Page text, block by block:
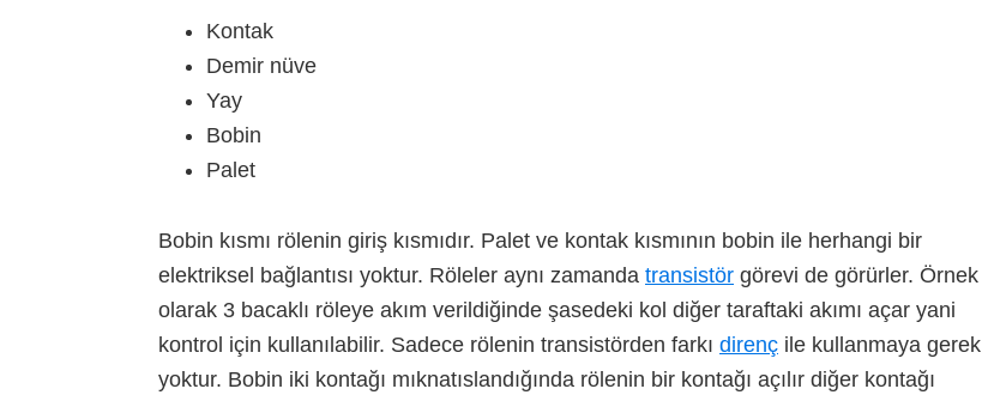
Kontak
Demir nüve
Yay
Bobin
Palet
Bobin kısmı rölenin giriş kısmıdır. Palet ve kontak kısmının bobin ile herhangi bir
elektriksel bağlantısı yoktur. Röleler aynı zamanda transistör görevi de görürler. Örnek
olarak 3 bacaklı röleye akım verildiğinde şasedeki kol diğer taraftaki akımı açar yani
kontrol için kullanılabilir. Sadece rölenin transistörden farkı direnç ile kullanmaya gerek
yoktur. Bobin iki kontağı mıknatıslandığında rölenin bir kontağı açılır diğer kontağı